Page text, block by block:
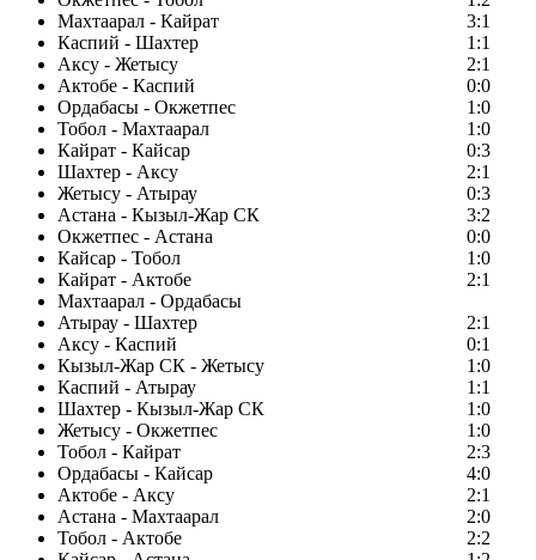
Махтаарал - Кайрат
3:1
Каспий - Шахтер
1:1
Аксу - Жетысу
2:1
Актобе - Каспий
0:0
Ордабасы - Окжетпес
1:0
Тобол - Махтаарал
1:0
Кайрат - Кайсар
0:3
Шахтер - Аксу
2:1
Жетысу - Атырау
0:3
Астана - Кызыл-Жар СК
3:2
Окжетпес - Астана
0:0
Кайсар - Тобол
1:0
Кайрат - Актобе
2:1
Махтаарал - Ордабасы
Атырау - Шахтер
2:1
Аксу - Каспий
0:1
Кызыл-Жар СК - Жетысу
1:0
Каспий - Атырау
1:1
Шахтер - Кызыл-Жар СК
1:0
Жетысу - Окжетпес
1:0
Тобол - Кайрат
2:3
Ордабасы - Кайсар
4:0
Актобе - Аксу
2:1
Астана - Махтаарал
2:0
Тобол - Актобе
2:2